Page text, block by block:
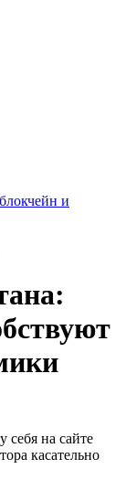
и
себя на сайте
касательно